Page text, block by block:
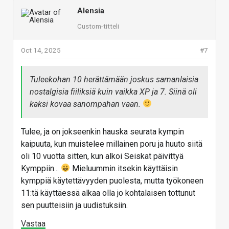
Alensia
Custom-titteli
#7
Oct 14, 2025
Tuleekohan 10 herättämään joskus samanlaisia
nostalgisia fiiliksiä kuin vaikka XP ja 7. Siinä oli
kaksi kovaa sanompahan vaan.
Tulee, ja on jokseenkin hauska seurata kympin
kaipuuta, kun muistelee millainen poru ja huuto siitä
oli 10 vuotta sitten, kun alkoi Seiskat päivittyä
Kymppiin...
Mieluummin itsekin käyttäisin
kymppiä käytettävyyden puolesta, mutta työkoneen
11:tä käyttäessä alkaa olla jo kohtalaisen tottunut
sen puutteisiin ja uudistuksiin.
Vastaa